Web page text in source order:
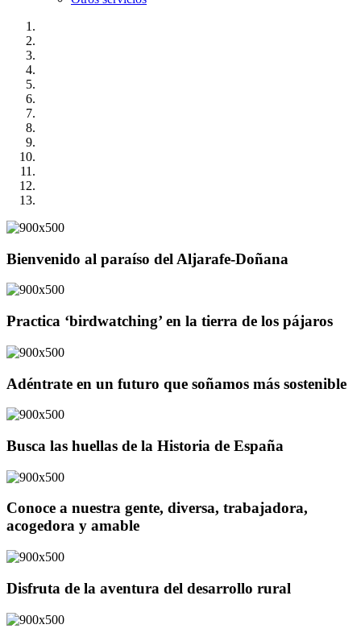
Bienvenido al paraíso del Aljarafe-Doñana
Practica ‘birdwatching’ en la tierra de los pájaros
Adéntrate en un futuro que soñamos más sostenible
Busca las huellas de la Historia de España
Conoce a nuestra gente, diversa, trabajadora,
acogedora y amable
Disfruta de la aventura del desarrollo rural